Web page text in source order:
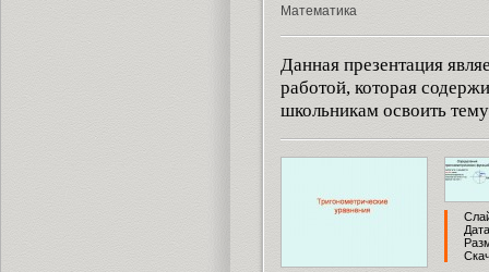
Математика
Данная презентация
работой, которая
школьникам освоить